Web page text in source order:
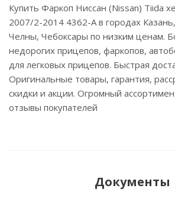
Купить Фаркоп Ниссан (Nissan) Tiida
2007/2-2014 4362-A в городах
Челны, Чебоксары по низким ценам.
недорогих прицепов, фаркопов,
для легковых прицепов. Быстрая
Оригинальные товары, гарантия,
скидки и акции. Огромный
отзывы покупателей
Документы